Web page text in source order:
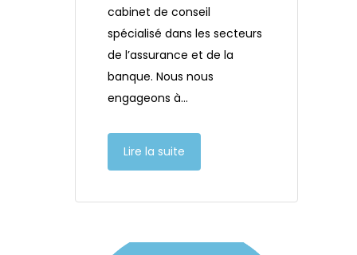
cabinet de conseil
spécialisé dans les secteurs
de l’assurance et de la
banque. Nous nous
engageons à…
Lire la suite